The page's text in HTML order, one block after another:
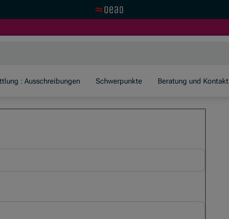
: Ausschreibungen Schwerpunkte Beratung und Kontakt